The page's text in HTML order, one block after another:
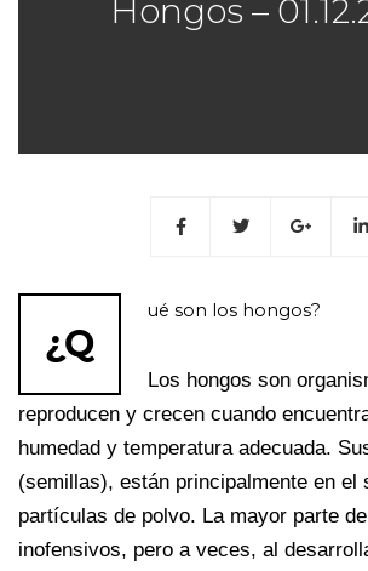
Hongos –
¿Q
ué son los hongos?
Los hongos son
reproducen y crecen cuando
humedad y temperatura adecuada.
(semillas), están principalmente en el
partículas de polvo. La mayor parte
inofensivos, pero a veces, al